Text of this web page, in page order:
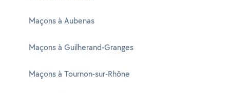
Maçons à Aubenas
Maçons à Guilherand-Granges
Maçons à Tournon-sur-Rhône